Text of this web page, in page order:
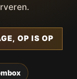
OP IS OP